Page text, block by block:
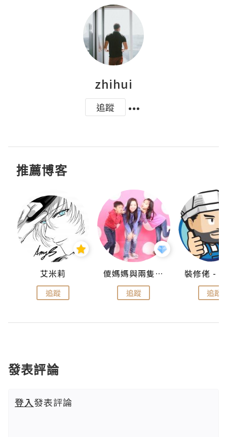
zhihui
追蹤
推薦博客
艾米莉
追蹤
儍媽媽與兩隻小魔怪之家
追蹤 追蹤
發表評論
登入發表評論